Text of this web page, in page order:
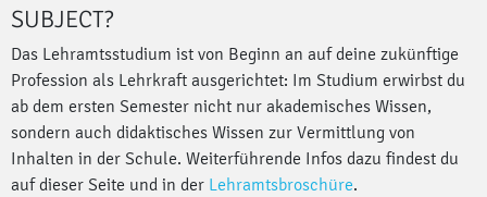
SUBJECT?
Das Lehramtsstudium ist von Beginn an auf deine zukünftige
Profession als Lehrkraft ausgerichtet: Im Studium erwirbst du
ab dem ersten Semester nicht nur akademisches Wissen,
sondern auch didaktisches Wissen zur Vermittlung von
Inhalten in der Schule. Weiterführende Infos dazu findest du
auf dieser Seite und in der Lehramtsbroschüre.